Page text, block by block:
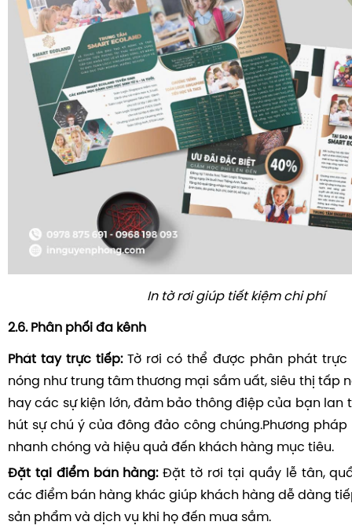
In tờ rơi giúp tiết kiệm chi phí
2.6. Phân phối đa kênh
Phát tay trực tiếp:Tờ rơi có thể được phân phát
nóng như trung tâm thương mại sầm uất, siêu thị tấp
hay các sự kiện lớn, đảm bảo thông điệp của bạn lan
hút sự chú ý của đông đảo công chúng.Phương
nhanh chóng và hiệu quả đến khách hàng mục tiêu.
Đặt tại điểm bán hàng:Đặt tờ rơi tại quầy lễ tân,
các điểm bán hàng khác giúp khách hàng dễ dàng
sản phẩm và dịch vụ khi họ đến mua sắm.